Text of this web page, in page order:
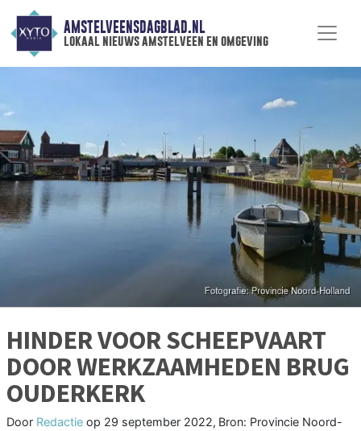
AMSTELVEENSDAGBLAD.NL
lokaal nieuws amstelveen en omgeving
HINDER VOOR SCHEEPVAART
DOOR WERKZAAMHEDEN BRUG
OUDERKERK
Door Redactie op 29 september 2022, Bron: Provincie Noord-